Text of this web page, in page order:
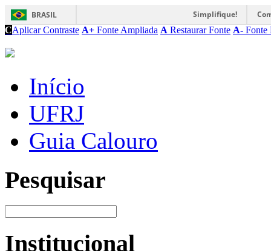
BRASIL Simplifique!
CAplicar Contraste A+ Fonte Ampliada A Restaurar Fonte A- Fonte
Início
UFRJ
Guia Calouro
Pesquisar
Institucional